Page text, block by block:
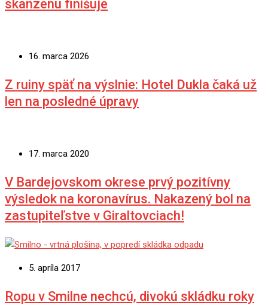
skanzenu finišuje
16. marca 2026
Z ruiny späť na výslnie: Hotel Dukla čaká už
len na posledné úpravy
17. marca 2020
V Bardejovskom okrese prvý pozitívny
výsledok na koronavírus. Nakazený bol na
zastupiteľstve v Giraltovciach!
5. apríla 2017
Ropu v Smilne nechcú, divokú skládku roky